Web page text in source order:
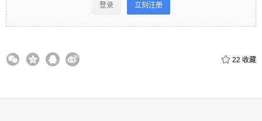
登录 立刻注册
22 收藏